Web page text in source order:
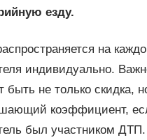
езду.
на
индивидуально.
быть не только скидка,
коэффициент,
был участником ДТП.